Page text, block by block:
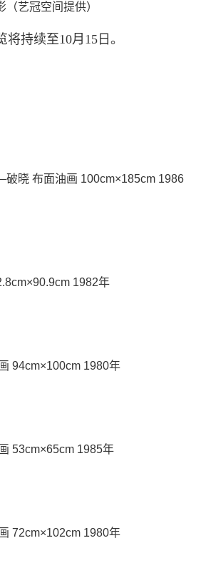
（艺冠空间提供）
持续至10月15日。
晓 布面油画 100cm×185cm 1986
1982年
94cm×100cm 1980年
53cm×65cm 1985年
72cm×102cm 1980年